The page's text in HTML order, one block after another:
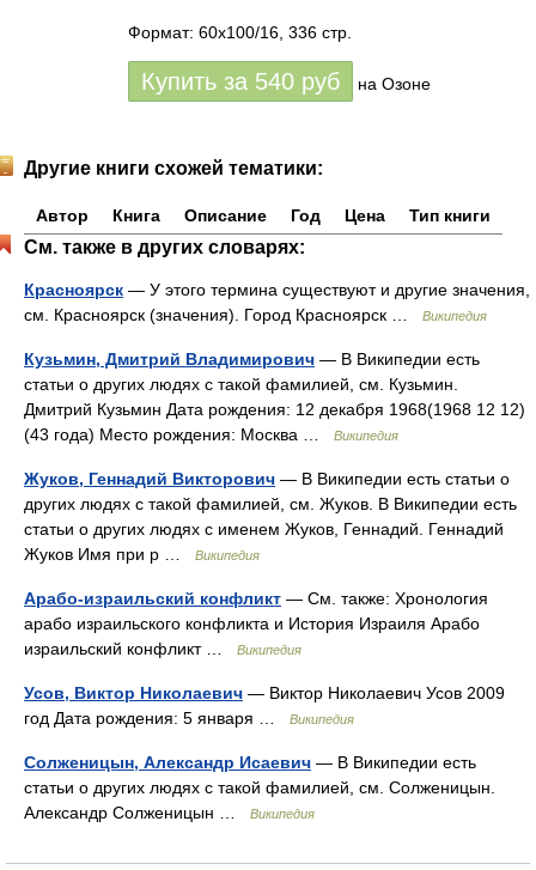
Формат: 60x100/16, 336 стр.
Купить за 540 руб на Озоне
Другие книги схожей тематики:
Автор Книга Описание Год Цена Тип книги
См. также в других словарях:
Красноярск — У этого термина существуют и другие значения,
см. Красноярск (значения). Город Красноярск …
Википедия
Кузьмин, Дмитрий Владимирович — В Википедии есть
статьи о других людях с такой фамилией, см. Кузьмин.
Дмитрий Кузьмин Дата рождения: 12 декабря 1968(1968 12 12)
(43 года) Место рождения: Москва …
Википедия
Жуков, Геннадий Викторович — В Википедии есть статьи о
других людях с такой фамилией, см. Жуков. В Википедии есть
статьи о других людях с именем Жуков, Геннадий. Геннадий
Жуков Имя при р …
Википедия
Арабо-израильский конфликт — См. также: Хронология
арабо израильского конфликта и История Израиля Арабо
израильский конфликт …
Википедия
Усов, Виктор Николаевич — Виктор Николаевич Усов 2009
год Дата рождения: 5 января …
Википедия
Солженицын, Александр Исаевич — В Википедии есть
статьи о других людях с такой фамилией, см. Солженицын.
Александр Солженицын …
Википедия